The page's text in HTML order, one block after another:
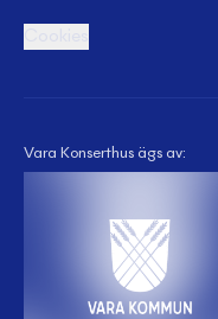
Vara Konserthus ägs av: